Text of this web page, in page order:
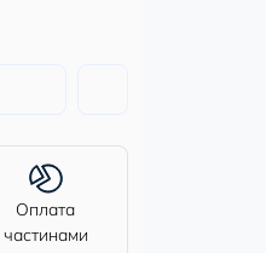
Оплата
частинами